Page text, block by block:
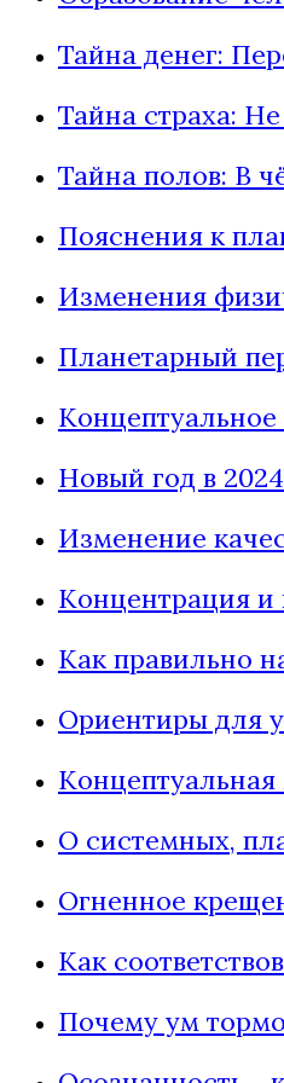
Тайна денег:
Тайна страха:
Тайна полов: В
Пояснения к
Изменения
Планетарный
Новый год в
Изменение
Концентрация и
Как правильно
Ориентиры для
О системных,
Огненное
Как
Почему ум